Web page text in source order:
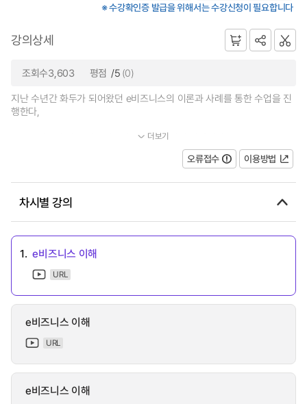
※ 수강확인증 발급을 위해서는 수강신청이 필요합니다
강의상세
조회수3,603 평점 /5 (0)
지난 수년간 화두가 되어왔던 e비즈니스의 이론과 사례를 통한 수업을 진
행한다,
주요목적은 온라인 비즈니스가 사회를 어떻게 변화시키고 있...
더보기
오류접수 이용방법
차시별 강의
1. e비즈니스 이해
URL
e비즈니스 이해
URL
e비즈니스 이해